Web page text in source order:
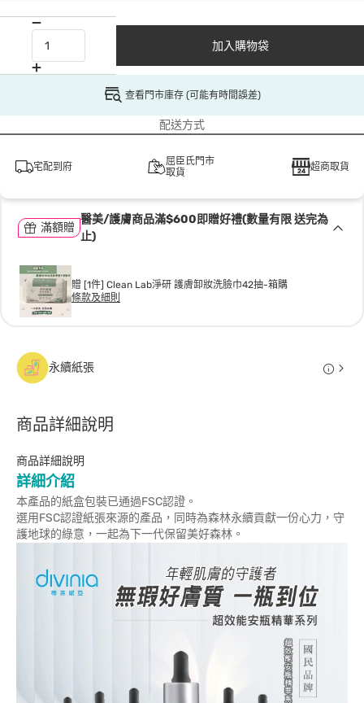
加入購物袋
查看門市庫存 (可能有時間誤差)
配送方式
宅配到府
屈臣氏門市
取貨
超商取貨
滿額贈
醫美/護膚商品滿$600即贈好禮(數量有限 送完為
止)
贈 [1件] Clean Lab淨研 護膚卸妝洗臉巾42抽-箱購
條款及細則
永續紙張
商品詳細說明
商品詳細說明
詳細介紹
本產品的紙盒包裝已通過FSC認證。
選用FSC認證紙張來源的產品，同時為森林永續貢獻一份心力，守
護地球的綠意，一起為下一代保留美好森林。